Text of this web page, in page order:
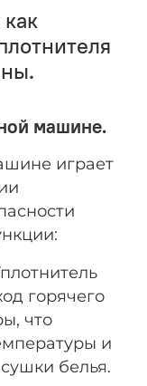
машине.
играет
горячего
что
и
белья.